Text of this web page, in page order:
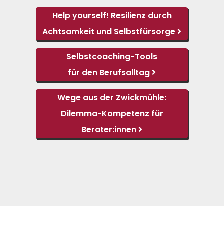
Help yourself! Resilienz durch
Achtsamkeit und Selbstfürsorge
Selbstcoaching-Tools
für den Berufsalltag
Wege aus der Zwickmühle:
Dilemma-Kompetenz für
Berater:innen